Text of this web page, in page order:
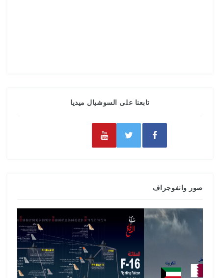
تابعنا على السوشيال ميديا
صور وانفوجراف